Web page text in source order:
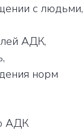
с людьми,
АДК,
норм
АДК